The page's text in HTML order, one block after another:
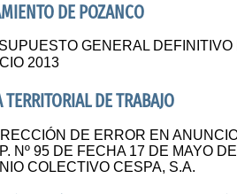
DE POZANCO
GENERAL DEFINITIVO
2013
DE TRABAJO
DE ERROR EN
Nº 95 DE FECHA 17 DE MAYO
COLECTIVO CESPA, S.A.